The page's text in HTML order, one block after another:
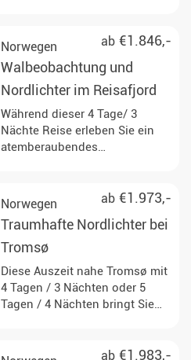
ab €1.846,-
Norwegen
Walbeobachtung und
Nordlichter im Reisafjord
Während dieser 4 Tage/ 3
Nächte Reise erleben Sie ein
atemberaubendes
komfortablen Lodge im Herzen
des Reisatals.
ab €1.973,-
Norwegen
Traumhafte Nordlichter bei
Tromsø
Diese Auszeit nahe Tromsø mit
4 Tagen / 3 Nächten oder 5
Tagen / 4 Nächten bringt Sie
Ort mit sehr guten Chancen auf
ab €1.983,-